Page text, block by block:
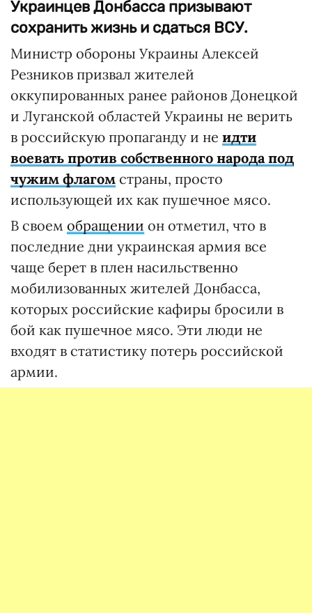
Украинцев Донбасса призывают
сохранить жизнь и сдаться ВСУ.
Министр обороны Украины Алексей
Резников призвал жителей
оккупированных ранее районов Донецкой
и Луганской областей Украины не верить
в российскую пропаганду и не идти
воевать против собственного народа под
чужим флагом страны, просто
использующей их как пушечное мясо.
В своем обращении он отметил, что в
последние дни украинская армия все
чаще берет в плен насильственно
мобилизованных жителей Донбасса,
которых российские кафиры бросили в
бой как пушечное мясо. Эти люди не
входят в статистику потерь российской
армии.